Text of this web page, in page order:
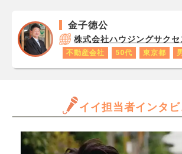
金子徳公
株式会社ハウジングサクセ
不動産会社 50代 東京都
イイ担当者インタ